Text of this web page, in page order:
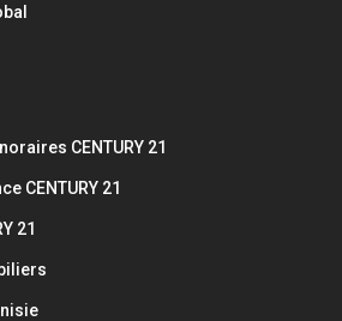
CENTURY 21
CENTURY 21
21